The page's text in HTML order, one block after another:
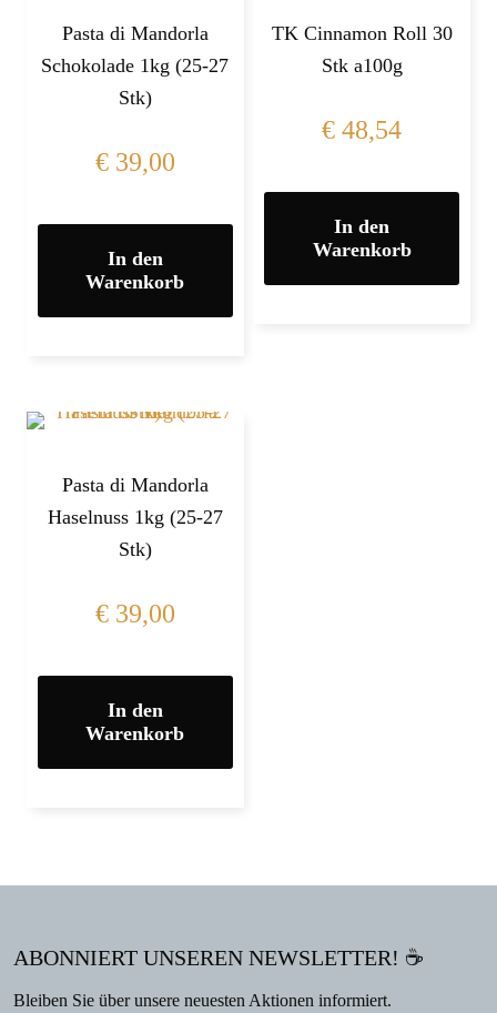
Pasta di Mandorla
Schokolade 1kg (25-27
Stk)
€39,00
In den
Warenkorb
TK Cinnamon Roll 30
Stk a100g
€ 48,54
In den
Warenkorb
Pasta di Mandorla
Haselnuss 1kg (25-27
Stk)
€39,00
In den
Warenkorb
ABONNIERT UNSEREN NEWSLETTER! ☕
Bleiben Sie über unsere neuesten Aktionen informiert.